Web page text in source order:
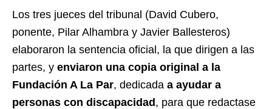
Los tres jueces del tribunal (David Cubero,
ponente, Pilar Alhambra y Javier Ballesteros)
elaboraron la sentencia oficial, la que dirigen a las
partes, y enviaron una copia original a la
Fundación A La Par, dedicada a ayudar a
personas con discapacidad, para que redactase